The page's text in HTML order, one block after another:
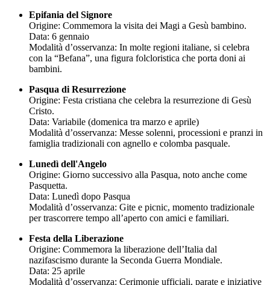
Epifania del Signore
Origine: Commemora la visita dei Magi a Gesù bambino.
Data: 6 gennaio
Modalità d’osservanza: In molte regioni italiane, si celebra
con la “Befana”, una figura folcloristica che porta doni ai
bambini.
Pasqua di Resurrezione
Origine: Festa cristiana che celebra la resurrezione di Gesù
Cristo.
Data: Variabile (domenica tra marzo e aprile)
Modalità d’osservanza: Messe solenni, processioni e pranzi in
famiglia tradizionali con agnello e colomba pasquale.
Lunedì dell'Angelo
Origine: Giorno successivo alla Pasqua, noto anche come
Pasquetta.
Data: Lunedì dopo Pasqua
Modalità d’osservanza: Gite e picnic, momento tradizionale
per trascorrere tempo all’aperto con amici e familiari.
Festa della Liberazione
Origine: Commemora la liberazione dell’Italia dal
nazifascismo durante la Seconda Guerra Mondiale.
Data: 25 aprile
Modalità d’osservanza: Cerimonie ufficiali, parate e iniziative